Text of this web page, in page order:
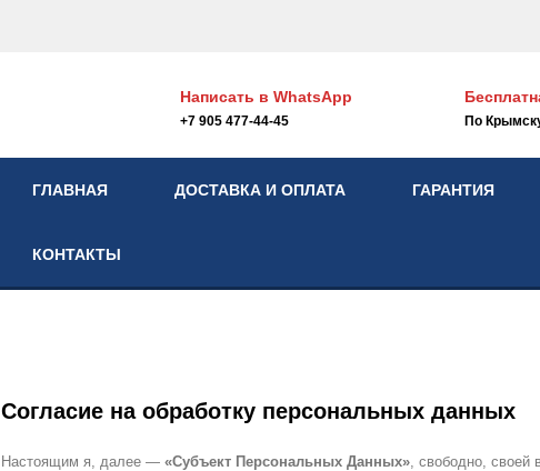
Написать в WhatsApp
+7 905 477-44-45 По
ГЛАВНАЯ ДОСТАВКА И ОПЛАТА ГАРАНТИЯ
КОНТАКТЫ
Согласие на обработку персональных данных
Настоящим я, далее — «Субъект Персональных Данных», свободно, своей